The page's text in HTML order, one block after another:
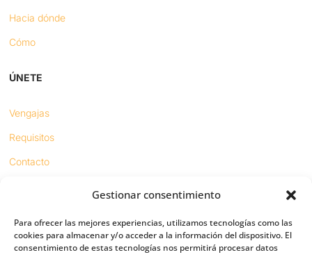
Gestionar consentimiento
Para ofrecer las mejores experiencias, utilizamos tecnologías como las
cookies para almacenar y/o acceder a la información del dispositivo. El
consentimiento de estas tecnologías nos permitirá procesar datos
Hacia dónde
Cómo
ÚNETE
Vengajas
Requisitos
Contacto
Sínodo digital